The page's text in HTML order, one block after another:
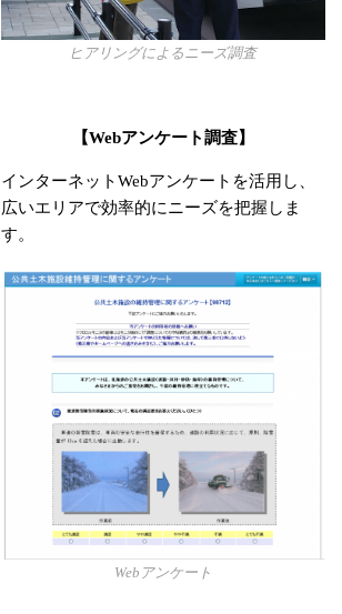
ヒアリングによるニーズ調査
【Webアンケート調査】
インターネットWebアンケートを活用し、
広いエリアで効率的にニーズを把握しま
す。
Webアンケート